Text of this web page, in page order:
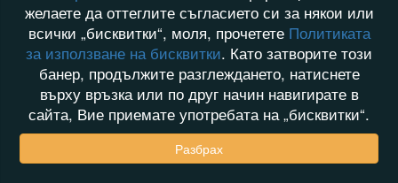
желаете да оттеглите съгласието си за някои или
всички „бисквитки“, моля, прочетете Политиката
за използване на бисквитки. Като затворите този
банер, продължите разглеждането, натиснете
върху връзка или по друг начин навигирате в
сайта, Вие приемате употребата на „бисквитки“.
Разбрах